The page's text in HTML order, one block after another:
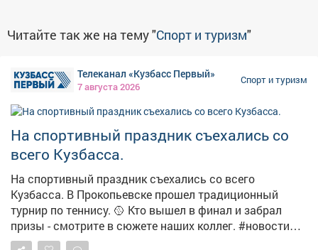
Читайте так же на тему "Спорт и туризм"
Телеканал «Кузбасс Первый»
7 августа 2026
Спорт и туризм
На спортивный праздник съехались со
всего Кузбасса.
На спортивный праздник съехались со всего
Кузбасса. В Прокопьевске прошел традиционный
турнир по теннису. 🥎 Кто вышел в финал и забрал
призы - смотрите в сюжете наших коллег. #новости
#спорт #теннис